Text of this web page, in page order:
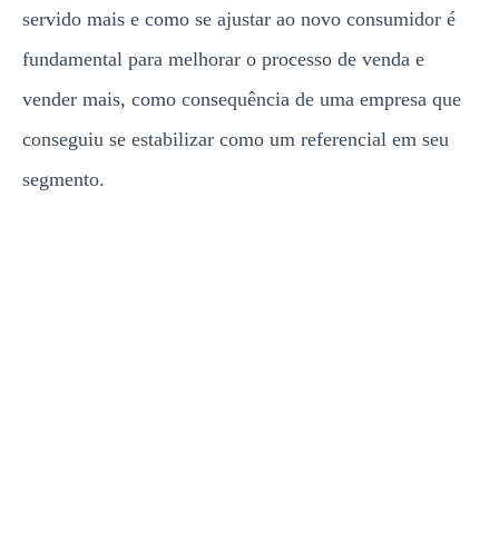
servido mais e como se ajustar ao novo consumidor é
fundamental para melhorar o processo de venda e
vender mais, como consequência de uma empresa que
conseguiu se estabilizar como um referencial em seu
segmento.